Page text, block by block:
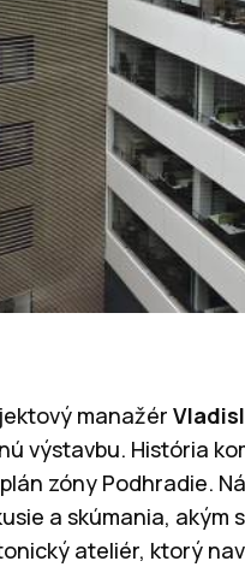
manažér
výstavbu. História
zóny Podhradie.
a skúmania,
ateliér, ktorý